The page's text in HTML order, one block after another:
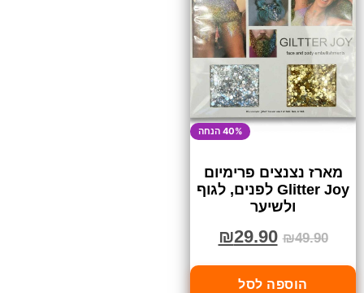
40% הנחה
מארז נצנצים פרימיום
Glitter Joy לפנים, לגוף
ולשיער
₪49.90
₪29.90
הוספה לסל